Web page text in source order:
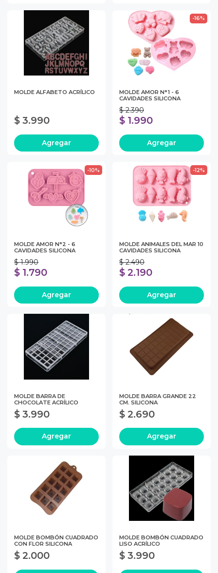
MOLDE ALFABETO ACRÍLICO
$ 3.990
Agregar
-16%
MOLDE AMOR N°1 - 6
CAVIDADES SILICONA
$ 2.390
$ 1.990
Agregar
-10%
MOLDE AMOR N°2 - 6
CAVIDADES SILICONA
$ 1.990
$ 1.790
Agregar
-12%
MOLDE ANIMALES DEL MAR 10
CAVIDADES SILICONA
$ 2.490
$ 2.190
Agregar
MOLDE BARRA DE
CHOCOLATE ACRÍLICO
$ 3.990
Agregar
MOLDE BARRA GRANDE 22
CM. SILICONA
$ 2.690
Agregar
MOLDE BOMBÓN CUADRADO
CON FLOR SILICONA
$ 2.000
MOLDE BOMBÓN CUADRADO
LISO ACRÍLICO
$ 3.990